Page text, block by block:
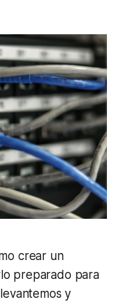
crear un
preparado para
y